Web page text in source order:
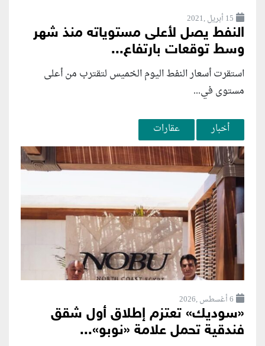
15 أبريل ,2021
النفط يصل لأعلى مستوياته منذ شهر
وسط توقعات بارتفاع...
استقرت أسعار النفط اليوم الخميس لتقترب من أعلى
مستوى في...
أخبار عقارات
6 أغسطس ,2026
«سوديك» تعتزم إطلاق أول شقق
فندقية تحمل علامة «نوبو»...